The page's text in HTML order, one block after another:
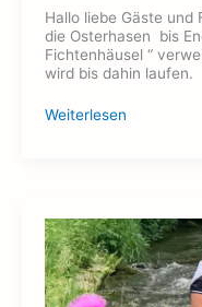
Hallo liebe Gäste und
die Osterhasen bis
Fichtenhäusel “
wird bis dahin laufen.
Weiterlesen
Anglerfest
im
Fichtenhäusel